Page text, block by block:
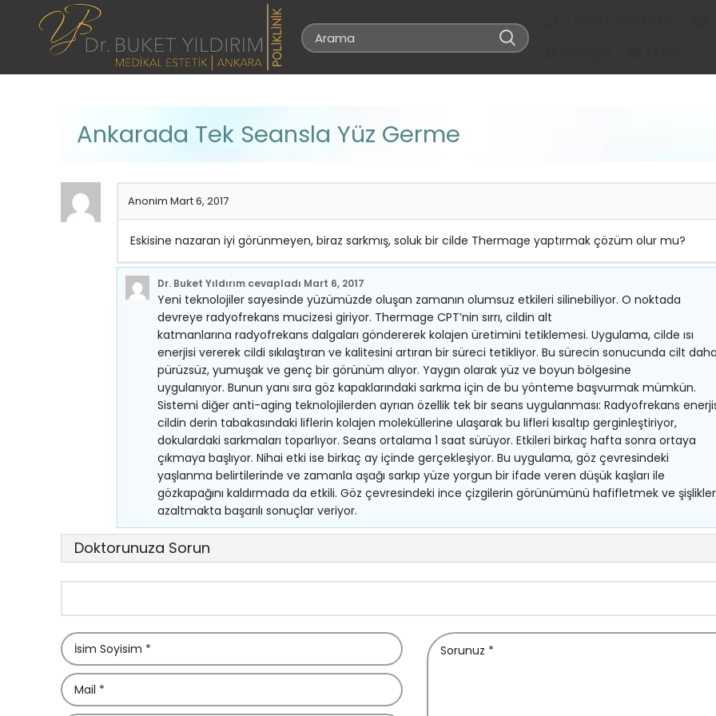
Ankarada Tek Seansla Yüz Germe
Anonim Mart 6, 2017
Eskisine nazaran iyi görünmeyen, biraz sarkmış, soluk bir cilde Thermage yaptırmak çözüm olur mu?
Dr. Buket Yıldırım cevapladı Mart 6, 2017
Yeni teknolojiler sayesinde yüzümüzde oluşan zamanın olumsuz etkileri silinebiliyor. O noktada
devreye radyofrekans mucizesi giriyor. Thermage CPT’nin sırrı, cildin alt
katmanlarına radyofrekans dalgaları göndererek kolajen üretimini tetiklemesi. Uygulama, cilde ısı
enerjisi vererek cildi sıkılaştıran ve kalitesini artıran bir süreci tetikliyor. Bu sürecin sonucunda cilt
pürüzsüz, yumuşak ve genç bir görünüm alıyor. Yaygın olarak yüz ve boyun bölgesine
uygulanıyor. Bunun yanı sıra göz kapaklarındaki sarkma için de bu yönteme başvurmak mümkün.
Sistemi diğer anti-aging teknolojilerden ayrıan özellik tek bir seans uygulanması: Radyofrekans
cildin derin tabakasındaki liflerin kolajen moleküllerine ulaşarak bu lifleri kısaltıp gerginleştiriyor,
dokulardaki sarkmaları toparlıyor. Seans ortalama 1 saat sürüyor. Etkileri birkaç hafta sonra ortaya
çıkmaya başlıyor. Nihai etki ise birkaç ay içinde gerçekleşiyor. Bu uygulama, göz çevresindeki
yaşlanma belirtilerinde ve zamanla aşağı sarkıp yüze yorgun bir ifade veren düşük kaşları ile
gözkapağını kaldırmada da etkili. Göz çevresindeki ince çizgilerin görünümünü hafifletmek ve
azaltmakta başarılı sonuçlar veriyor.
Doktorunuza Sorun